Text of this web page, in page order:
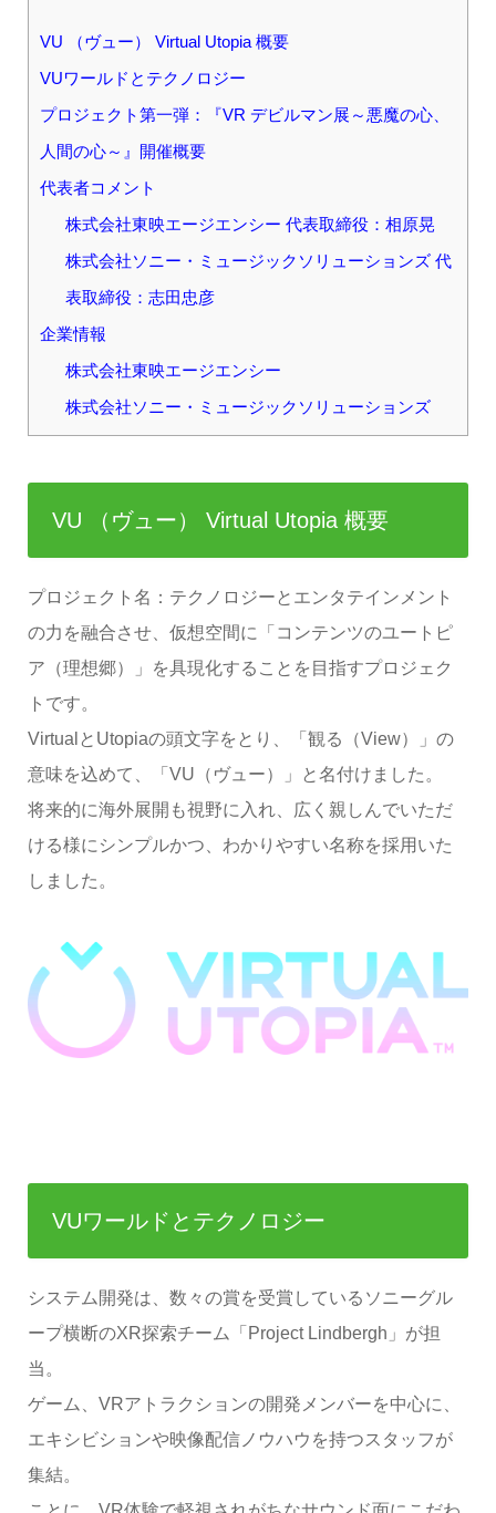
VU （ヴュー） Virtual Utopia 概要
VUワールドとテクノロジー
プロジェクト第一弾：『VR デビルマン展～悪魔の心、
人間の心～』開催概要
代表者コメント
株式会社東映エージエンシー 代表取締役：相原晃
株式会社ソニー・ミュージックソリューションズ 代
表取締役：志田忠彦
企業情報
株式会社東映エージエンシー
株式会社ソニー・ミュージックソリューションズ
VU （ヴュー） Virtual Utopia 概要
プロジェクト名：テクノロジーとエンタテインメント
の力を融合させ、仮想空間に「コンテンツのユートピ
ア（理想郷）」を具現化することを目指すプロジェク
トです。
VirtualとUtopiaの頭文字をとり、「観る（View）」の
意味を込めて、「VU（ヴュー）」と名付けました。
将来的に海外展開も視野に入れ、広く親しんでいただ
ける様にシンプルかつ、わかりやすい名称を採用いた
しました。
VUワールドとテクノロジー
システム開発は、数々の賞を受賞しているソニーグル
ープ横断のXR探索チーム「Project Lindbergh」が担
当。
ゲーム、VRアトラクションの開発メンバーを中心に、
エキシビションや映像配信ノウハウを持つスタッフが
集結。